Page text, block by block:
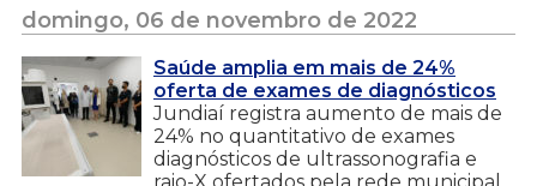
domingo, 06 de novembro de 2022
Saúde amplia em mais de 24%
oferta de exames de diagnósticos
Jundiaí registra aumento de mais de
24% no quantitativo de exames
diagnósticos de ultrassonografia e
raio-X ofertados pela rede municipal